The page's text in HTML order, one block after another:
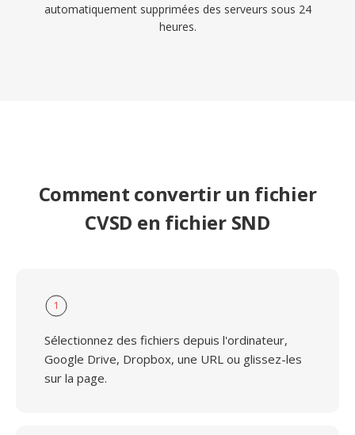
automatiquement supprimées des serveurs sous 24
heures.
Comment convertir un fichier
CVSD en fichier SND
1
Sélectionnez des fichiers depuis l'ordinateur,
Google Drive, Dropbox, une URL ou glissez-les
sur la page.